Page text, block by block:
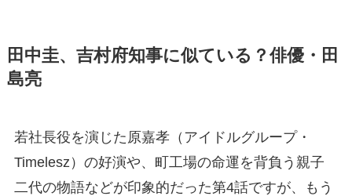
田中圭、吉村府知事に似ている？俳優・田
島亮
若社長役を演じた原嘉孝（アイドルグループ・
Timelesz）の好演や、町工場の命運を背負う親子
二代の物語などが印象的だった第4話ですが、もう